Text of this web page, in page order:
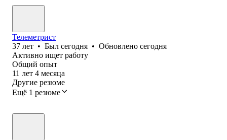
Телеметрист
37 лет • Был сегодня • Обновлено сегодня
Активно ищет работу
Общий опыт
11 лет 4 месяца
Другие резюме
Ещё 1 резюме